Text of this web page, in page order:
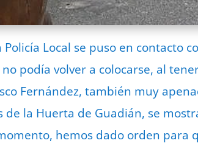
Policía Local se puso en contacto
podía volver a colocarse, al
Fernández, también muy
de la Huerta de Guadián, se
hemos dado orden para